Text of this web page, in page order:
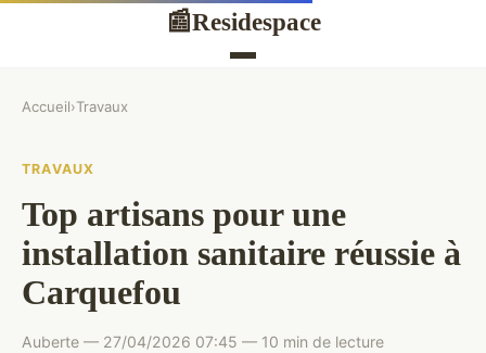
📰Residespace
Accueil›Travaux
TRAVAUX
Top artisans pour une
installation sanitaire réussie à
Carquefou
Auberte — 27/04/2026 07:45 — 10 min de lecture